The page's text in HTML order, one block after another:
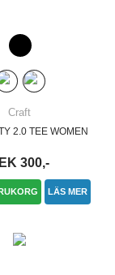
Craft
2.0 TEE WOMEN
300,-
LÄS MER